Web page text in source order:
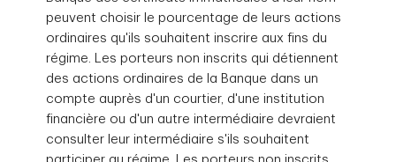
peuvent choisir le pourcentage de leurs actions
ordinaires qu'ils souhaitent inscrire aux fins du
régime. Les porteurs non inscrits qui détiennent
des actions ordinaires de la Banque dans un
compte auprès d'un courtier, d'une institution
financière ou d'un autre intermédiaire devraient
consulter leur intermédiaire s'ils souhaitent